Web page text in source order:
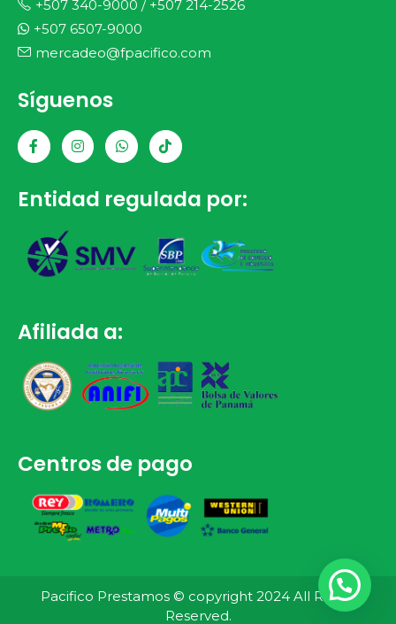
+507 340-9000 / +507 214-2526
+507 6507-9000
mercadeo@fpacifico.com
Síguenos
Entidad regulada por:
Afiliada a:
Centros de pago
Pacifico Prestamos © copyright 2024 All Rights
Reserved.